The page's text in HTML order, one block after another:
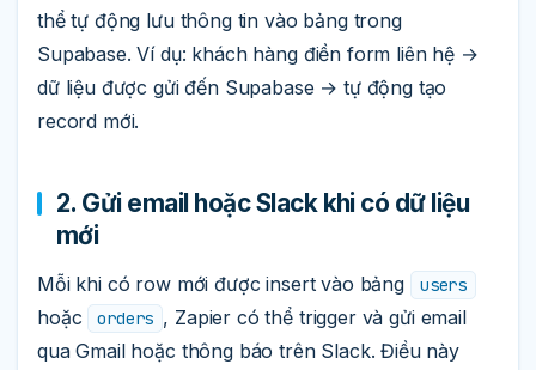
thể tự động lưu thông tin vào bảng trong
Supabase. Ví dụ: khách hàng điền form liên hệ →
dữ liệu được gửi đến Supabase → tự động tạo
record mới.
2. Gửi email hoặc Slack khi có dữ liệu
mới
Mỗi khi có row mới được insert vào bảng users
hoặc orders , Zapier có thể trigger và gửi email
qua Gmail hoặc thông báo trên Slack. Điều này